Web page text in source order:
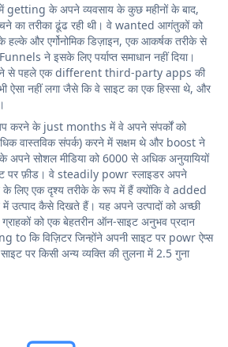
में getting के अपने व्यवसाय के कुछ महीनों के बाद,
का तरीका ढूंढ रही थी। वे wanted आगंतुकों को
हल्के और एर्गोनोमिक डिज़ाइन, एक आकर्षक तरीके से
ने इसके लिए पर्याप्त समाधान नहीं दिया।
से पहले एक different third-party apps की
ऐसा नहीं लगा जैसे कि वे साइट का एक हिस्सा थे, और
करने के just months में वे अपने संपर्कों को
वास्तविक संपर्क) करने में सक्षम थे और boost ने
अपने सोशल मीडिया को 6000 से अधिक अनुयायियों
पर फ़ीड। वे steadily powr स्लाइडर अपने
के लिए एक दृश्य तरीके के रूप में हैं क्योंकि वे added
में उत्पाद कैसे दिखते हैं। यह अपने उत्पादों को अच्छी
को एक बेहतरीन ऑन-साइट अनुभव प्रदान
to कि विज़िटर जिन्होंने अपनी साइट पर powr ऐप्स
पर किसी अन्य व्यक्ति की तुलना में 2.5 गुना